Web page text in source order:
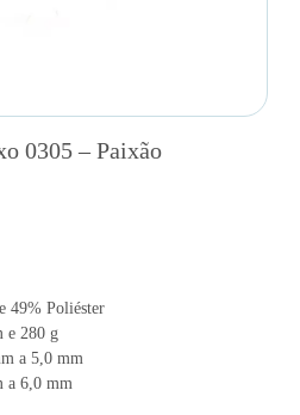
0305 – Paixão
49% Poliéster
e 280 g
a 5,0 mm
a 6,0 mm